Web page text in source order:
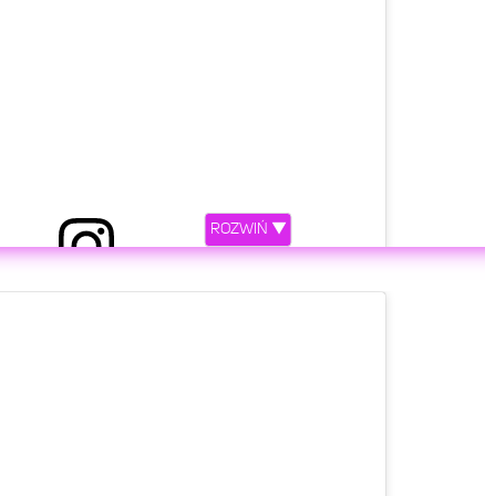
XAN/DIEGO(@xanxiety) Lut 15, 2019 o 7:39 PST
ROZWIŃ ▼